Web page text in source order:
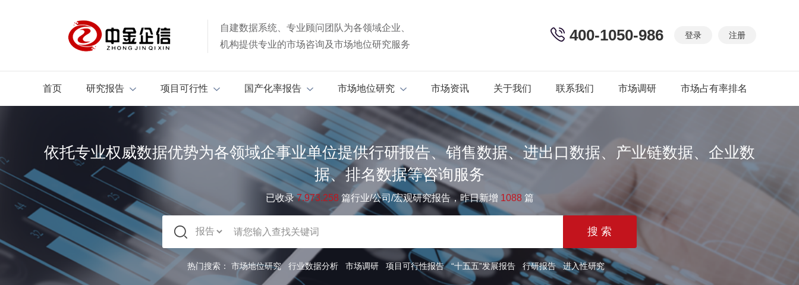
自建数据系统、专业顾问团队为各领域企业、
机构提供专业的市场咨询及市场地位研究服务
登录 注册
400-1050-986
首页 研究报告 项目可行性 国产化率报告 市场地位研究 市场资讯 关于我们 联系我们 市场调研 市场占有率排名
依托专业权威数据优势为各领域企事业单位提供行研报告、销售数据、进出口数据、产业链数据、企业数
据、排名数据等咨询服务
已收录7.973.258 篇行业/公司/宏观研究报告，昨日新增 1088 篇
热门搜索： 市场地位研究 行业数据分析 市场调研 项目可行性报告 “十五五”发展报告 行研报告 进入性研究